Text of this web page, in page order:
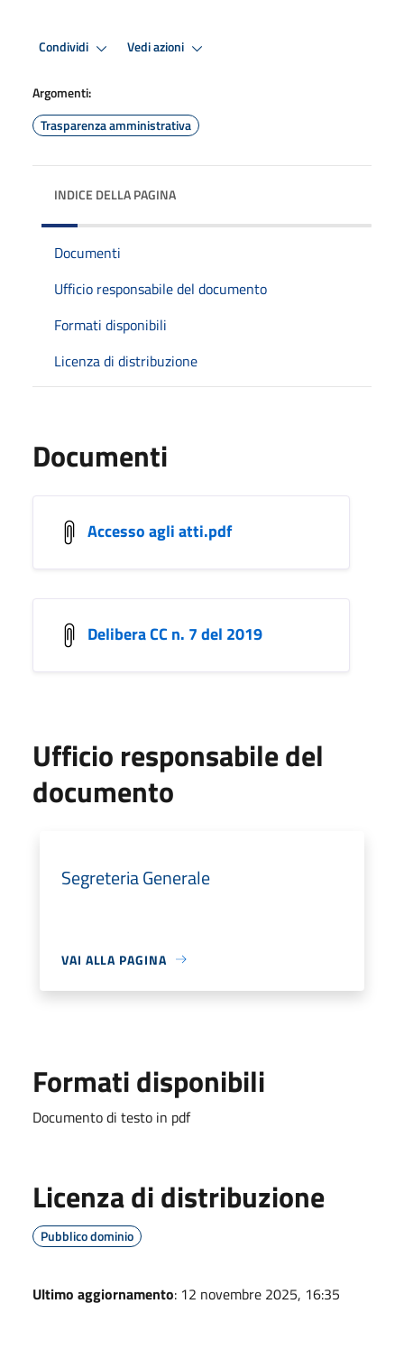
Condividi Vedi azioni
Argomenti:
Trasparenza amministrativa
INDICE DELLA PAGINA
Documenti
Ufficio responsabile del documento
Formati disponibili
Licenza di distribuzione
Documenti
Accesso agli atti.pdf
Delibera CC n. 7 del 2019
Ufficio responsabile del
documento
Segreteria Generale
VAI ALLA PAGINA
Formati disponibili
Documento di testo in pdf
Licenza di distribuzione
Pubblico dominio
Ultimo aggiornamento: 12 novembre 2025, 16:35